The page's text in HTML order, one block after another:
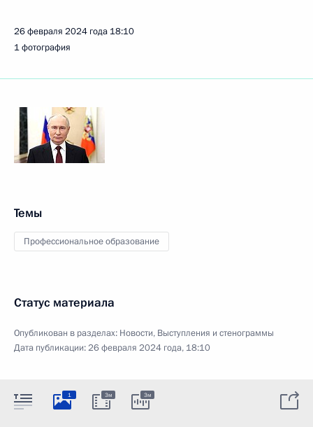
26 февраля 2024 года 18:10
1 фотография
Темы
Профессиональное образование
Статус материала
Опубликован в разделах: Новости, Выступления и стенограммы
Дата публикации:26 февраля 2024 года, 18:10
1 3м 3м